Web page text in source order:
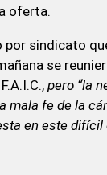
oferta.
por sindicato
se
pero “la
mala fe de la
en este difícil